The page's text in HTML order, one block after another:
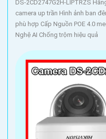
DS-2CD2747G2H-LIPTRZS
camera up trần Hình ảnh ban
phù hợp Cấp Nguồn POE 4.0
Nghệ AI Chống trộm hiệu quả